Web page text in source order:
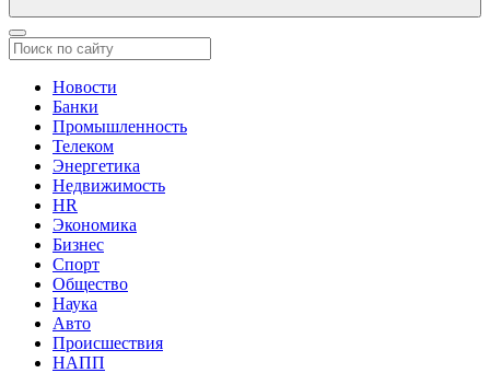
Новости
Банки
Промышленность
Телеком
Энергетика
Недвижимость
HR
Экономика
Бизнес
Спорт
Общество
Наука
Авто
Происшествия
НАПП